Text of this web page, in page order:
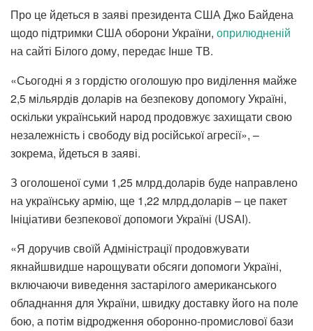
Про це йдеться в заяві президента США Джо Байдена
щодо підтримки США оборони України, оприлюдненій
на сайті Білого дому, передає Інше ТВ.
«Сьогодні я з гордістю оголошую про виділення майже
2,5 мільярдів доларів на безпекову допомогу Україні,
оскільки український народ продовжує захищати свою
незалежність і свободу від російської агресії», –
зокрема, йдеться в заяві.
З оголошеної суми 1,25 млрд.доларів буде направлено
на українську армію, ще 1,22 млрд.доларів – це пакет
Ініціативи безпекової допомоги Україні (USAI).
«Я доручив своїй Адміністрації продовжувати
якнайшвидше нарощувати обсяги допомоги Україні,
включаючи виведення застарілого американського
обладнання для України, швидку доставку його на поле
бою, а потім відродження оборонно-промислової бази